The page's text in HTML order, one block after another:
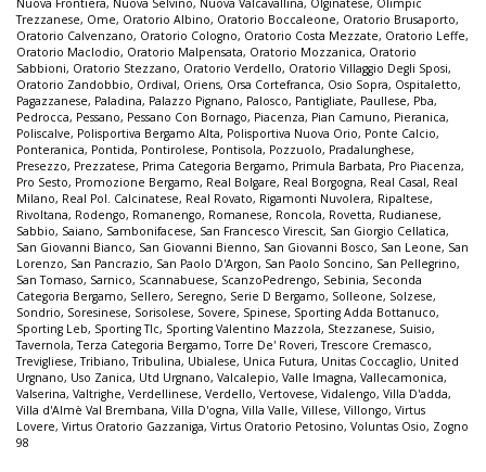
Trezzanese, Ome, Oratorio Albino, Oratorio Boccaleone, Oratorio Brusaporto,
Oratorio Calvenzano, Oratorio Cologno, Oratorio Costa Mezzate, Oratorio Leffe,
Oratorio Maclodio, Oratorio Malpensata, Oratorio Mozzanica, Oratorio
Sabbioni, Oratorio Stezzano, Oratorio Verdello, Oratorio Villaggio Degli Sposi,
Oratorio Zandobbio, Ordival, Oriens, Orsa Cortefranca, Osio Sopra, Ospitaletto,
Pagazzanese, Paladina, Palazzo Pignano, Palosco, Pantigliate, Paullese, Pba,
Pedrocca, Pessano, Pessano Con Bornago, Piacenza, Pian Camuno, Pieranica,
Poliscalve, Polisportiva Bergamo Alta, Polisportiva Nuova Orio, Ponte Calcio,
Ponteranica, Pontida, Pontirolese, Pontisola, Pozzuolo, Pradalunghese,
Presezzo, Prezzatese, Prima Categoria Bergamo, Primula Barbata, Pro Piacenza,
Pro Sesto, Promozione Bergamo, Real Bolgare, Real Borgogna, Real Casal, Real
Milano, Real Pol. Calcinatese, Real Rovato, Rigamonti Nuvolera, Ripaltese,
Rivoltana, Rodengo, Romanengo, Romanese, Roncola, Rovetta, Rudianese,
Sabbio, Saiano, Sambonifacese, San Francesco Virescit, San Giorgio Cellatica,
San Giovanni Bianco, San Giovanni Bienno, San Giovanni Bosco, San Leone, San
Lorenzo, San Pancrazio, San Paolo D'Argon, San Paolo Soncino, San Pellegrino,
San Tomaso, Sarnico, Scannabuese, ScanzoPedrengo, Sebinia, Seconda
Categoria Bergamo, Sellero, Seregno, Serie D Bergamo, Solleone, Solzese,
Sondrio, Soresinese, Sorisolese, Sovere, Spinese, Sporting Adda Bottanuco,
Sporting Leb, Sporting Tlc, Sporting Valentino Mazzola, Stezzanese, Suisio,
Tavernola,Terza Categoria Bergamo,Torre De' Roveri,Trescore Cremasco,
Trevigliese,Tribiano,Tribulina, Ubialese, Unica Futura, Unitas Coccaglio, United
Urgnano, Uso Zanica, Utd Urgnano, Valcalepio, Valle Imagna, Vallecamonica,
Valserina, Valtrighe, Verdellinese, Verdello, Vertovese, Vidalengo, Villa D'adda,
Villa d'Almè Val Brembana, Villa D'ogna, Villa Valle, Villese, Villongo, Virtus
Lovere, Virtus Oratorio Gazzaniga, Virtus Oratorio Petosino, Voluntas Osio, Zogno
98